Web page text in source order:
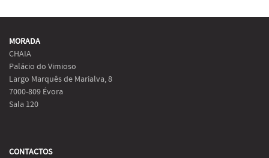
MORADA
CHAIA
Palácio do Vimioso
Largo Marquês de Marialva, 8
7000-809 Évora
Sala 120
CONTACTOS